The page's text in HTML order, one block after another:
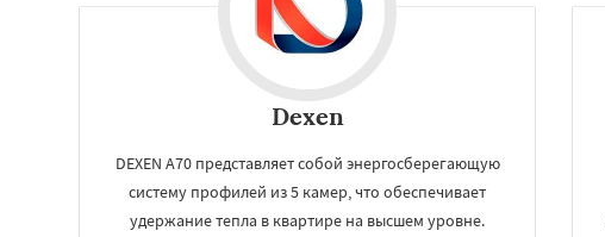
Dexen
DEXEN А70 представляет собой энергосберегающую
систему профилей из 5 камер, что обеспечивает
удержание тепла в квартире на высшем уровне.